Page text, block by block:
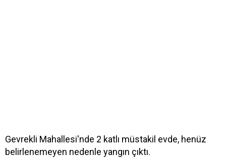
Gevrekli Mahallesi'nde 2 katlı müstakil evde, henüz
belirlenemeyen nedenle yangın çıktı.